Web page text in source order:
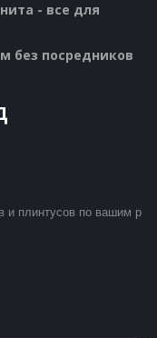
- все для
без посредников
и плинтусов по вашим р